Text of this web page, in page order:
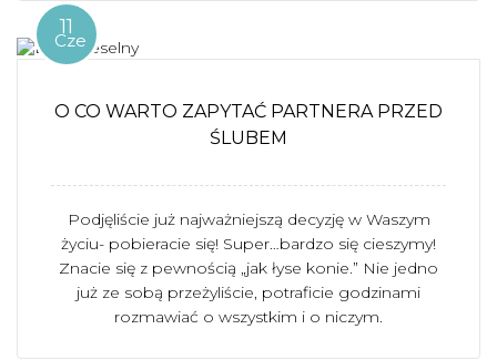
11
Cze
O CO WARTO ZAPYTAĆ PARTNERA PRZED
ŚLUBEM
Podjęliście już najważniejszą decyzję w Waszym
życiu- pobieracie się! Super…bardzo się cieszymy!
Znacie się z pewnością „jak łyse konie.” Nie jedno
już ze sobą przeżyliście, potraficie godzinami
rozmawiać o wszystkim i o niczym.